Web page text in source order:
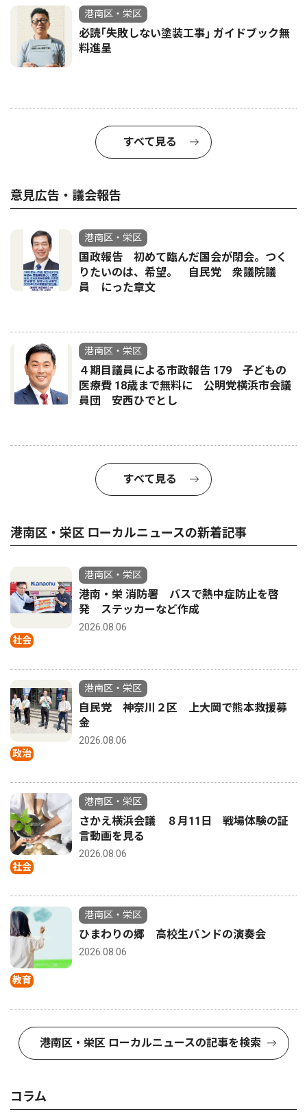
港南区・栄区
必読｢失敗しない塗装工事｣ ガイドブック無
料進呈
すべて見る
意見広告・議会報告
港南区・栄区
国政報告 初めて臨んだ国会が閉会。つく
りたいのは、希望。 自民党 衆議院議
員 にった章文
港南区・栄区
４期目議員による市政報告 179 子どもの
医療費 18歳まで無料に 公明党横浜市会議
員団 安西ひでとし
すべて見る
港南区・栄区 ローカルニュースの新着記事
社会
港南区・栄区
港南・栄 消防署 バスで熱中症防止を啓
発 ステッカーなど作成
2026.08.06
政治
港南区・栄区
自民党 神奈川２区 上大岡で熊本救援募
金
2026.08.06
社会
港南区・栄区
さかえ横浜会議 ８月11日 戦場体験の証
言動画を見る
2026.08.06
教育
港南区・栄区
ひまわりの郷 高校生バンドの演奏会
2026.08.06
港南区・栄区 ローカルニュースの記事を検索
コラム